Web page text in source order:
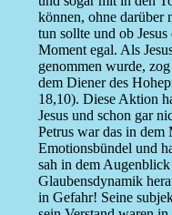
können, ohne darüber
tun sollte und ob
Moment egal. Als
genommen wurde,
dem Diener des
18,10). Diese Aktion
Jesus und schon gar
Petrus war das in dem
Emotionsbündel und
sah in dem Augenblick
Glaubensdynamik
in Gefahr! Seine